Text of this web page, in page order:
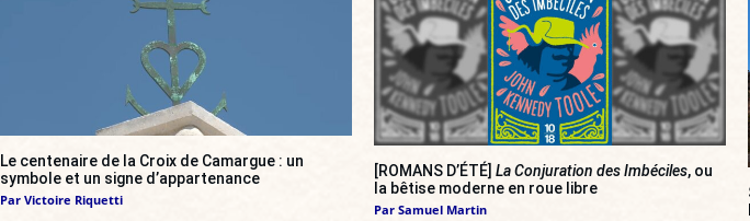
Le centenaire de la Croix de Camargue : un
symbole et un signe d’appartenance
Par Victoire Riquetti
[ROMANS D’ÉTÉ] La Conjuration des Imbéciles, ou
la bêtise moderne en roue libre
Par Samuel Martin